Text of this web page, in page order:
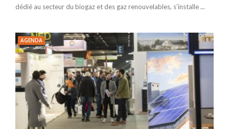
dédié au secteur du biogaz et des gaz renouvelables, s’installe ...
AGENDA